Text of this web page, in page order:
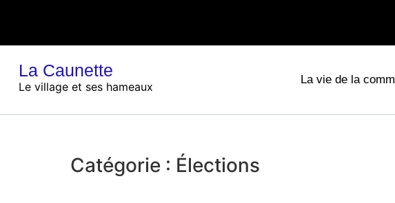
La Caunette
Le village et ses hameaux
La vie de la
Catégorie : Élections